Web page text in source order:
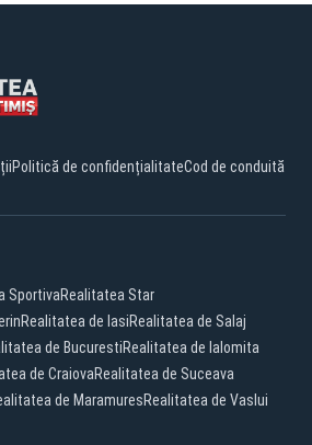
Politică de confidențialitateCod de conduită
SportivaRealitatea Star
Realitatea de IasiRealitatea de Salaj
de BucurestiRealitatea de Ialomita
de CraiovaRealitatea de Suceava
de MaramuresRealitatea de Vaslui